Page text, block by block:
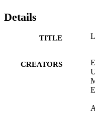
Details
TITLE
CREATORS